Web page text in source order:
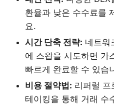
환율과 낮은 수수료를
요.
시간 단축 전략: 네트워
에 스왑을 시도하면 가
빠르게 완료할 수 있습
비용 절약법: 리퍼럴 프
테이킹을 통해 거래 수